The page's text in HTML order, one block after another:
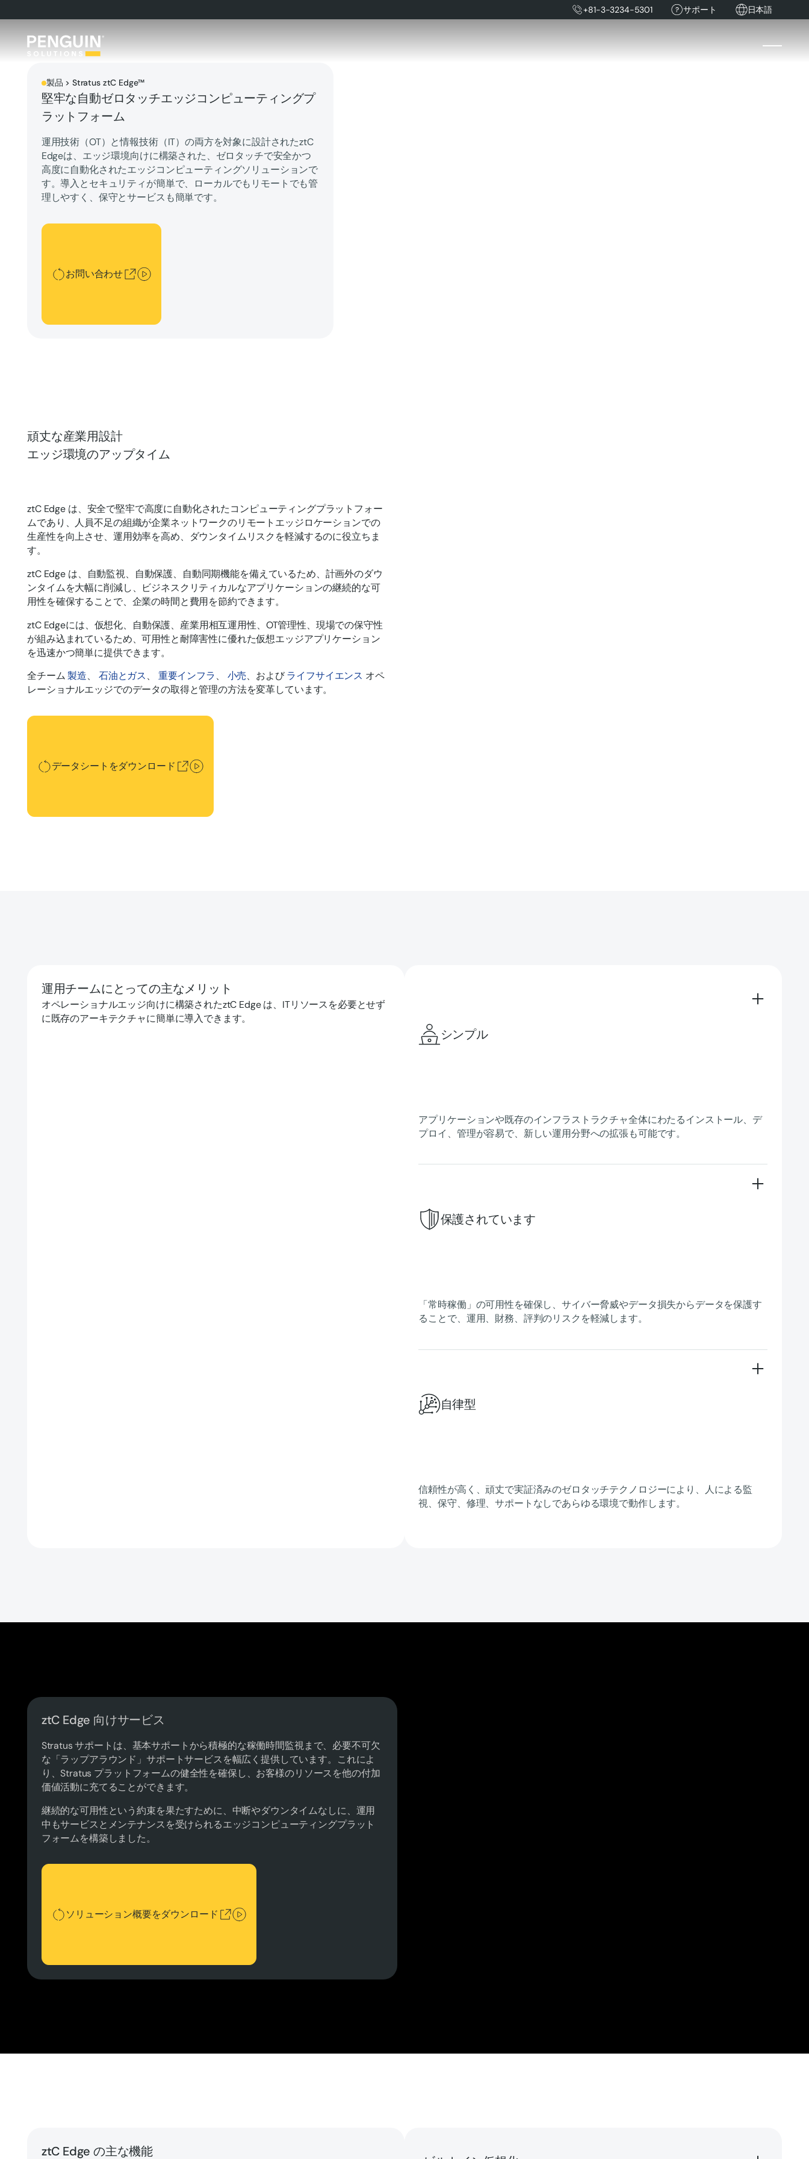
+81-3-3234-5301 サポート 日本語
製品 > Stratus ztC Edge™
堅牢な自動ゼロタッチエッジコンピューティングプ
ラットフォーム
運用技術（OT）と情報技術（IT）の両方を対象に設計されたztC
Edgeは、エッジ環境向けに構築された、ゼロタッチで安全かつ
高度に自動化されたエッジコンピューティングソリューションで
す。導入とセキュリティが簡単で、ローカルでもリモートでも管
理しやすく、保守とサービスも簡単です。
お問い合わせ
お問い合わせ
頑丈な産業用設計
エッジ環境のアップタイム
ztC Edge は、安全で堅牢で高度に自動化されたコンピューティングプラットフォー
ムであり、人員不足の組織が企業ネットワークのリモートエッジロケーションでの
生産性を向上させ、運用効率を高め、ダウンタイムリスクを軽減するのに役立ちま
す。
ztC Edge は、自動監視、自動保護、自動同期機能を備えているため、計画外のダウ
ンタイムを大幅に削減し、ビジネスクリティカルなアプリケーションの継続的な可
用性を確保することで、企業の時間と費用を節約できます。
ztC Edgeには、仮想化、自動保護、産業用相互運用性、OT管理性、現場での保守性
が組み込まれているため、可用性と耐障害性に優れた仮想エッジアプリケーション
を迅速かつ簡単に提供できます。
全チーム製造、 石油とガス、 重要インフラ、 小売、およびライフサイエンス オペ
レーショナルエッジでのデータの取得と管理の方法を変革しています。
データシートをダウンロード
データシートをダウンロード
運用チームにとっての主なメリット
オペレーショナルエッジ向けに構築されたztC Edge は、ITリソースを必要とせず
に既存のアーキテクチャに簡単に導入できます。
シンプル
アプリケーションや既存のインフラストラクチャ全体にわたるインストール、デ
プロイ、管理が容易で、新しい運用分野への拡張も可能です。
保護されています
「常時稼働」の可用性を確保し、サイバー脅威やデータ損失からデータを保護す
ることで、運用、財務、評判のリスクを軽減します。
自律型
信頼性が高く、頑丈で実証済みのゼロタッチテクノロジーにより、人による監
視、保守、修理、サポートなしであらゆる環境で動作します。
ztC Edge 向けサービス
Stratus サポートは、基本サポートから積極的な稼働時間監視まで、必要不可欠
な「ラップアラウンド」サポートサービスを幅広く提供しています。これによ
り、Stratus プラットフォームの健全性を確保し、お客様のリソースを他の付加
価値活動に充てることができます。
継続的な可用性という約束を果たすために、中断やダウンタイムなしに、運用
中もサービスとメンテナンスを受けられるエッジコンピューティングプラット
フォームを構築しました。
ソリューション概要をダウンロード
ソリューション概要をダウンロード
ztC Edge の主な機能